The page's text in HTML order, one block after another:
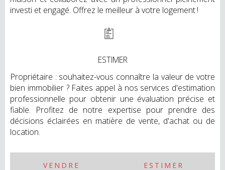
investi et engagé. Offrez le meilleur à votre logement !
ESTIMER
Propriétaire : souhaitez-vous connaître la valeur de votre
bien immobilier ? Faites appel à nos services d'estimation
professionnelle pour obtenir une évaluation précise et
fiable. Profitez de notre expertise pour prendre des
décisions éclairées en matière de vente, d'achat ou de
location.
VENDRE ESTIMER